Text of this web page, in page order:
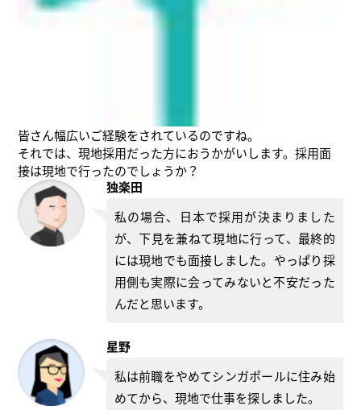
皆さん幅広いご経験をされているのですね。
それでは、現地採用だった方におうかがいします。採用面
接は現地で行ったのでしょうか？
独楽田
私の場合、日本で採用が決まりました
が、下見を兼ねて現地に行って、最終的
には現地でも面接しました。やっぱり採
用側も実際に会ってみないと不安だった
んだと思います。
星野
私は前職をやめてシンガポールに住み始
めてから、現地で仕事を探しました。